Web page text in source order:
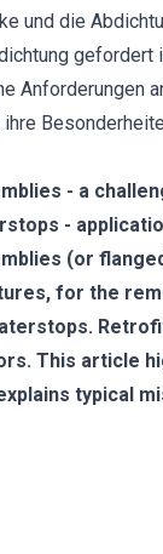
und die
Anforderungen
- a
-
(or
for the
This article
typical